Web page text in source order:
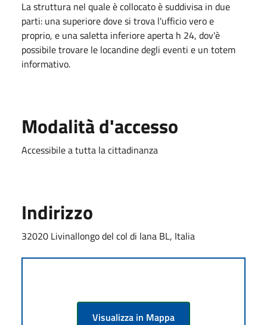
La struttura nel quale è collocato è suddivisa in due
parti: una superiore dove si trova l'ufficio vero e
proprio, e una saletta inferiore aperta h 24, dov'è
possibile trovare le locandine degli eventi e un totem
informativo.
Modalità d'accesso
Accessibile a tutta la cittadinanza
Indirizzo
32020 Livinallongo del col di lana BL, Italia
Visualizza in Mappa